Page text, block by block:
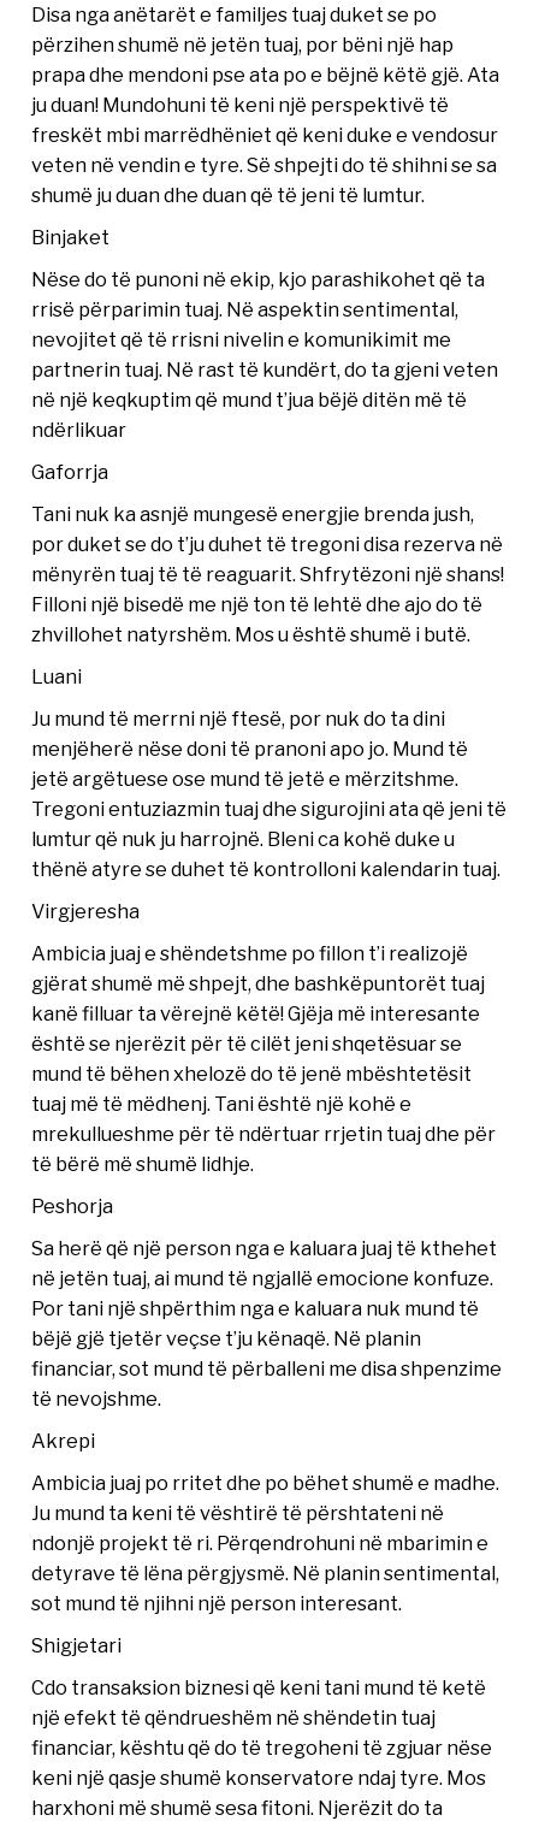
Disa nga anëtarët e familjes tuaj duket se po
përzihen shumë në jetën tuaj, por bëni një hap
prapa dhe mendoni pse ata po e bëjnë këtë gjë. Ata
ju duan! Mundohuni të keni një perspektivë të
freskët mbi marrëdhëniet që keni duke e vendosur
veten në vendin e tyre. Së shpejti do të shihni se sa
shumë ju duan dhe duan që të jeni të lumtur.
Binjaket
Nëse do të punoni në ekip, kjo parashikohet që ta
rrisë përparimin tuaj. Në aspektin sentimental,
nevojitet që të rrisni nivelin e komunikimit me
partnerin tuaj. Në rast të kundërt, do ta gjeni veten
në një keqkuptim që mund t’jua bëjë ditën më të
ndërlikuar
Gaforrja
Tani nuk ka asnjë mungesë energjie brenda jush,
por duket se do t’ju duhet të tregoni disa rezerva në
mënyrën tuaj të të reaguarit. Shfrytëzoni një shans!
Filloni një bisedë me një ton të lehtë dhe ajo do të
zhvillohet natyrshëm. Mos u është shumë i butë.
Luani
Ju mund të merrni një ftesë, por nuk do ta dini
menjëherë nëse doni të pranoni apo jo. Mund të
jetë argëtuese ose mund të jetë e mërzitshme.
Tregoni entuziazmin tuaj dhe sigurojini ata që jeni të
lumtur që nuk ju harrojnë. Bleni ca kohë duke u
thënë atyre se duhet të kontrolloni kalendarin tuaj.
Virgjeresha
Ambicia juaj e shëndetshme po fillon t’i realizojë
gjërat shumë më shpejt, dhe bashkëpuntorët tuaj
kanë filluar ta vërejnë këtë! Gjëja më interesante
është se njerëzit për të cilët jeni shqetësuar se
mund të bëhen xhelozë do të jenë mbështetësit
tuaj më të mëdhenj. Tani është një kohë e
mrekullueshme për të ndërtuar rrjetin tuaj dhe për
të bërë më shumë lidhje.
Peshorja
Sa herë që një person nga e kaluara juaj të kthehet
në jetën tuaj, ai mund të ngjallë emocione konfuze.
Por tani një shpërthim nga e kaluara nuk mund të
bëjë gjë tjetër veçse t’ju kënaqë. Në planin
financiar, sot mund të përballeni me disa shpenzime
të nevojshme.
Akrepi
Ambicia juaj po rritet dhe po bëhet shumë e madhe.
Ju mund ta keni të vështirë të përshtateni në
ndonjë projekt të ri. Përqendrohuni në mbarimin e
detyrave të lëna përgjysmë. Në planin sentimental,
sot mund të njihni një person interesant.
Shigjetari
Cdo transaksion biznesi që keni tani mund të ketë
një efekt të qëndrueshëm në shëndetin tuaj
financiar, kështu që do të tregoheni të zgjuar nëse
keni një qasje shumë konservatore ndaj tyre. Mos
harxhoni më shumë sesa fitoni. Njerëzit do ta